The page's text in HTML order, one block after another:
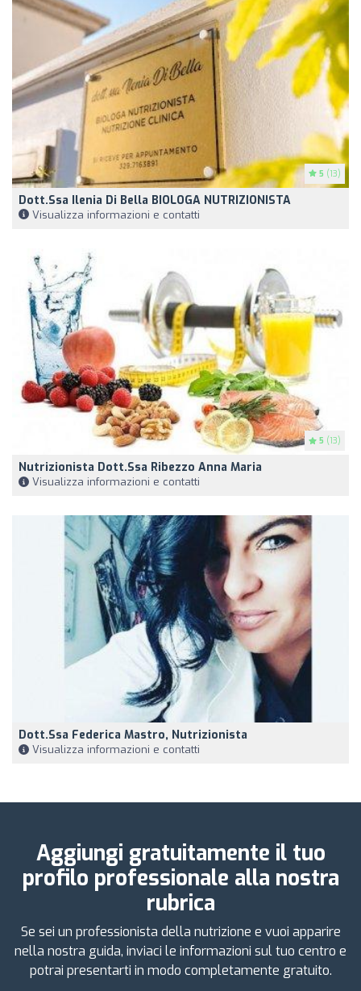
5 (13)
Dott.ssa Ilenia Di Bella BIOLOGA NUTRIZIONISTA
Visualizza informazioni e contatti
5 (13)
Nutrizionista Dott.ssa Ribezzo Anna Maria
Visualizza informazioni e contatti
Dott.ssa Federica Mastro, Nutrizionista
Visualizza informazioni e contatti
Aggiungi gratuitamente il tuo
profilo professionale alla nostra
rubrica
Se sei un professionista della nutrizione e vuoi apparire
nella nostra guida, inviaci le informazioni sul tuo centro e
potrai presentarti in modo completamente gratuito.